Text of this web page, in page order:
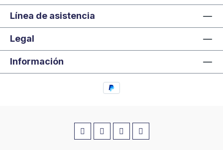
Línea de asistencia
Legal
Información